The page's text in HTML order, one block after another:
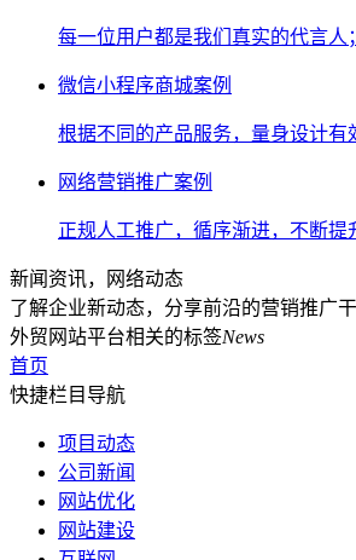
每一位用户都是我们真实的代言
微信小程序商城案例
根据不同的产品服务，量身设计有
网络营销推广案例
正规人工推广，循序渐进，不断
新闻资讯，网络动态
了解企业新动态，分享前沿的营销推广
外贸网站平台相关的标签News
首页
快捷栏目导航
项目动态
公司新闻
网站优化
网站建设